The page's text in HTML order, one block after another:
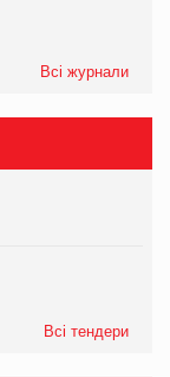
Всі журнали
Всі тендери